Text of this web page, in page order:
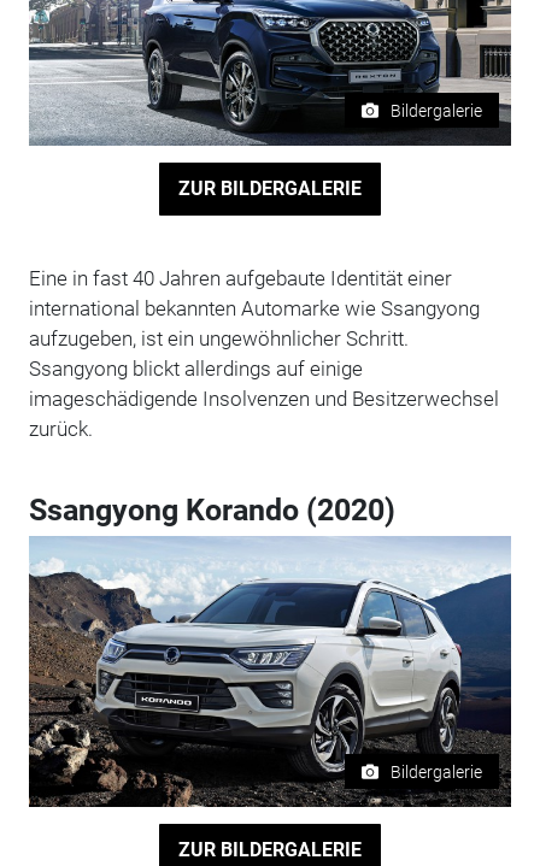
Bildergalerie
ZUR BILDERGALERIE
Eine in fast 40 Jahren aufgebaute Identität einer
international bekannten Automarke wie Ssangyong
aufzugeben, ist ein ungewöhnlicher Schritt.
Ssangyong blickt allerdings auf einige
imageschädigende Insolvenzen und Besitzerwechsel
zurück.
Ssangyong Korando (2020)
Bildergalerie
ZUR BILDERGALERIE